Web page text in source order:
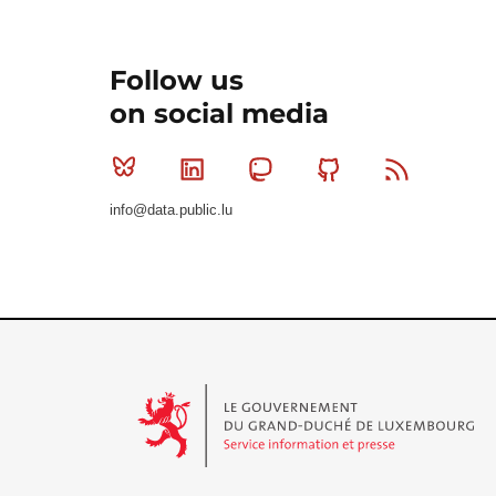
Follow us
on social media
Bluesky Linkedin MastodonGithub
info@data.public.lu